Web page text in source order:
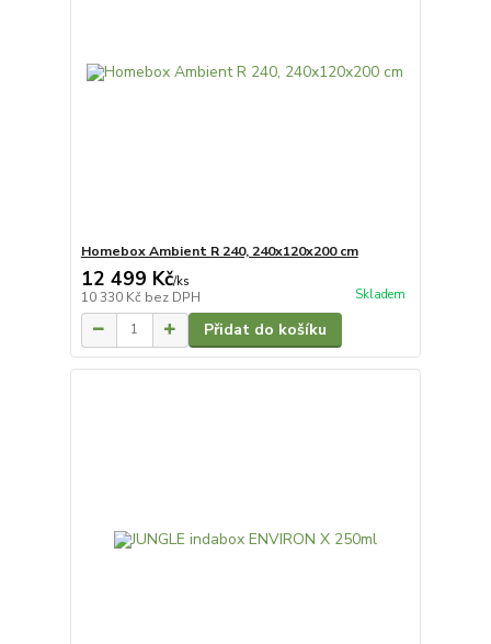
Homebox Ambient R 240, 240x120x200 cm
12 499 Kč/ks
10 330 Kč bez DPH Skladem
Přidat do košíku